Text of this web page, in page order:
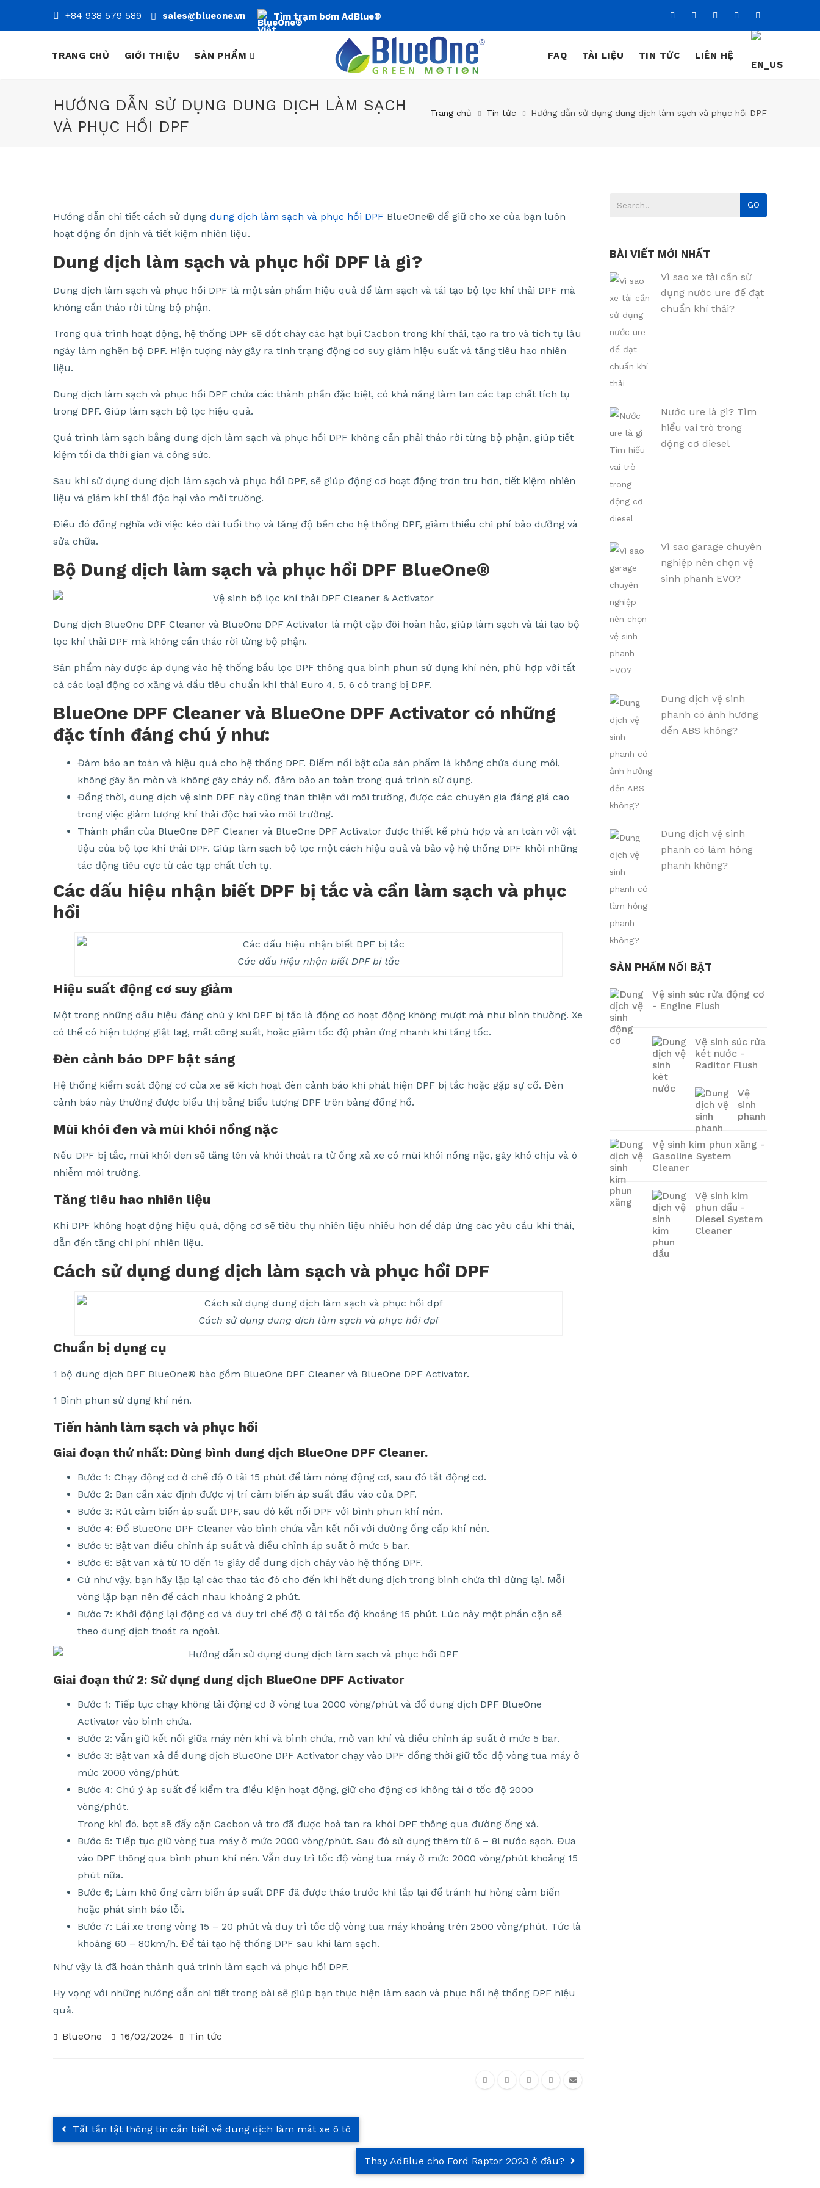
+84 938 579 589 sales@blueone.vn Tìm trạm bơm AdBlue®
TRANG CHỦ GIỚI THIỆU SẢN PHẨM FAQ TÀI LIỆU TIN TỨC LIÊN HỆ
HƯỚNG DẪN SỬ DỤNG DUNG DỊCH LÀM SẠCH
VÀ PHỤC HỒI DPF
Trang chủ Tin tức Hướng dẫn sử dụng dung dịch làm sạch và phục hồi DPF
Hướng dẫn chi tiết cách sử dụng dung dịch làm sạch và phục hồi DPF BlueOne® để giữ cho xe của bạn luôn
hoạt động ổn định và tiết kiệm nhiên liệu.
Dung dịch làm sạch và phục hồi DPF là gì?
Dung dịch làm sạch và phục hồi DPF là một sản phẩm hiệu quả để làm sạch và tái tạo bộ lọc khí thải DPF mà
không cần tháo rời từng bộ phận.
Trong quá trình hoạt động, hệ thống DPF sẽ đốt cháy các hạt bụi Cacbon trong khí thải, tạo ra tro và tích tụ lâu
ngày làm nghẽn bộ DPF. Hiện tượng này gây ra tình trạng động cơ suy giảm hiệu suất và tăng tiêu hao nhiên
liệu.
Dung dịch làm sạch và phục hồi DPF chứa các thành phần đặc biệt, có khả năng làm tan các tạp chất tích tụ
trong DPF. Giúp làm sạch bộ lọc hiệu quả.
Quá trình làm sạch bằng dung dịch làm sạch và phục hồi DPF không cần phải tháo rời từng bộ phận, giúp tiết
kiệm tối đa thời gian và công sức.
Sau khi sử dụng dung dịch làm sạch và phục hồi DPF, sẽ giúp động cơ hoạt động trơn tru hơn, tiết kiệm nhiên
liệu và giảm khí thải độc hại vào môi trường.
Điều đó đồng nghĩa với việc kéo dài tuổi thọ và tăng độ bền cho hệ thống DPF, giảm thiểu chi phí bảo dưỡng và
sửa chữa.
Bộ Dung dịch làm sạch và phục hồi DPF BlueOne®
Dung dịch BlueOne DPF Cleaner và BlueOne DPF Activator là một cặp đôi hoàn hảo, giúp làm sạch và tái tạo bộ
lọc khí thải DPF mà không cần tháo rời từng bộ phận.
Sản phẩm này được áp dụng vào hệ thống bầu lọc DPF thông qua bình phun sử dụng khí nén, phù hợp với tất
cả các loại động cơ xăng và dầu tiêu chuẩn khí thải Euro 4, 5, 6 có trang bị DPF.
BlueOne DPF Cleaner và BlueOne DPF Activator có những
đặc tính đáng chú ý như:
Đảm bảo an toàn và hiệu quả cho hệ thống DPF. Điểm nổi bật của sản phẩm là không chứa dung môi,
không gây ăn mòn và không gây cháy nổ, đảm bảo an toàn trong quá trình sử dụng.
Đồng thời, dung dịch vệ sinh DPF này cũng thân thiện với môi trường, được các chuyên gia đáng giá cao
trong việc giảm lượng khí thải độc hại vào môi trường.
Thành phần của BlueOne DPF Cleaner và BlueOne DPF Activator được thiết kế phù hợp và an toàn với vật
liệu của bộ lọc khí thải DPF. Giúp làm sạch bộ lọc một cách hiệu quả và bảo vệ hệ thống DPF khỏi những
tác động tiêu cực từ các tạp chất tích tụ.
Các dấu hiệu nhận biết DPF bị tắc và cần làm sạch và phục
hồi
Các dấu hiệu nhận biết DPF bị tắc
Hiệu suất động cơ suy giảm
Một trong những dấu hiệu đáng chú ý khi DPF bị tắc là động cơ hoạt động không mượt mà như bình thường. Xe
có thể có hiện tượng giật lag, mất công suất, hoặc giảm tốc độ phản ứng nhanh khi tăng tốc.
Đèn cảnh báo DPF bật sáng
Hệ thống kiểm soát động cơ của xe sẽ kích hoạt đèn cảnh báo khi phát hiện DPF bị tắc hoặc gặp sự cố. Đèn
cảnh báo này thường được biểu thị bằng biểu tượng DPF trên bảng đồng hồ.
Mùi khói đen và mùi khói nồng nặc
Nếu DPF bị tắc, mùi khói đen sẽ tăng lên và khói thoát ra từ ống xả xe có mùi khói nồng nặc, gây khó chịu và ô
nhiễm môi trường.
Tăng tiêu hao nhiên liệu
Khi DPF không hoạt động hiệu quả, động cơ sẽ tiêu thụ nhiên liệu nhiều hơn để đáp ứng các yêu cầu khí thải,
dẫn đến tăng chi phí nhiên liệu.
Cách sử dụng dung dịch làm sạch và phục hồi DPF
Cách sử dụng dung dịch làm sạch và phục hồi dpf
Chuẩn bị dụng cụ
1 bộ dung dịch DPF BlueOne® bào gồm BlueOne DPF Cleaner và BlueOne DPF Activator.
1 Bình phun sử dụng khí nén.
Tiến hành làm sạch và phục hồi
Giai đoạn thứ nhất: Dùng bình dung dịch BlueOne DPF Cleaner.
Bước 1: Chạy động cơ ở chế độ 0 tải 15 phút để làm nóng động cơ, sau đó tắt động cơ.
Bước 2: Bạn cần xác định được vị trí cảm biến áp suất đầu vào của DPF.
Bước 3: Rút cảm biến áp suất DPF, sau đó kết nối DPF với bình phun khí nén.
Bước 4: Đổ BlueOne DPF Cleaner vào bình chứa vẫn kết nối với đường ống cấp khí nén.
Bước 5: Bật van điều chỉnh áp suất và điều chỉnh áp suất ở mức 5 bar.
Bước 6: Bật van xả từ 10 đến 15 giây để dung dịch chảy vào hệ thống DPF.
Cứ như vậy, bạn hãy lặp lại các thao tác đó cho đến khi hết dung dịch trong bình chứa thì dừng lại. Mỗi
vòng lặp bạn nên để cách nhau khoảng 2 phút.
Bước 7: Khởi động lại động cơ và duy trì chế độ 0 tải tốc độ khoảng 15 phút. Lúc này một phần cặn sẽ
theo dung dịch thoát ra ngoài.
Giai đoạn thứ 2: Sử dụng dung dịch BlueOne DPF Activator
Bước 1: Tiếp tục chạy không tải động cơ ở vòng tua 2000 vòng/phút và đổ dung dịch DPF BlueOne
Activator vào bình chứa.
Bước 2: Vẫn giữ kết nối giữa máy nén khí và bình chứa, mở van khí và điều chỉnh áp suất ở mức 5 bar.
Bước 3: Bật van xả đề dung dịch BlueOne DPF Activator chạy vào DPF đồng thời giữ tốc độ vòng tua máy ở
mức 2000 vòng/phút.
Bước 4: Chú ý áp suất để kiểm tra điều kiện hoạt động, giữ cho động cơ không tải ở tốc độ 2000
vòng/phút.
Trong khi đó, bọt sẽ đẩy cặn Cacbon và tro đã được hoà tan ra khỏi DPF thông qua đường ống xả.
Bước 5: Tiếp tục giữ vòng tua máy ở mức 2000 vòng/phút. Sau đó sử dụng thêm từ 6 – 8l nước sạch. Đưa
vào DPF thông qua bình phun khí nén. Vẫn duy trì tốc độ vòng tua máy ở mức 2000 vòng/phút khoảng 15
phút nữa.
Bước 6; Làm khô ống cảm biến áp suất DPF đã được tháo trước khi lắp lại để tránh hư hỏng cảm biến
hoặc phát sinh báo lỗi.
Bước 7: Lái xe trong vòng 15 – 20 phút và duy trì tốc độ vòng tua máy khoảng trên 2500 vòng/phút. Tức là
khoảng 60 – 80km/h. Để tái tạo hệ thống DPF sau khi làm sạch.
Như vậy là đã hoàn thành quá trình làm sạch và phục hồi DPF.
Hy vọng với những hướng dẫn chi tiết trong bài sẽ giúp bạn thực hiện làm sạch và phục hồi hệ thống DPF hiệu
quả.
BlueOne 16/02/2024 Tin tức
Tất tần tật thông tin cần biết về dung dịch làm mát xe ô tô
Thay AdBlue cho Ford Raptor 2023 ở đâu?
GO
BÀI VIẾT MỚI NHẤT
Vì sao xe tải cần sử
dụng nước ure để đạt
chuẩn khí thải?
Nước ure là gì? Tìm
hiểu vai trò trong
động cơ diesel
Vì sao garage chuyên
nghiệp nên chọn vệ
sinh phanh EVO?
Dung dịch vệ sinh
phanh có ảnh hưởng
đến ABS không?
Dung dịch vệ sinh
phanh có làm hỏng
phanh không?
SẢN PHẨM NỔI BẬT
Vệ sinh súc rửa động cơ
- Engine Flush
Vệ sinh súc rửa
két nước -
Raditor Flush
Vệ
sinh
phanh
Vệ sinh kim phun xăng -
Gasoline System
Cleaner
Vệ sinh kim
phun dầu -
Diesel System
Cleaner